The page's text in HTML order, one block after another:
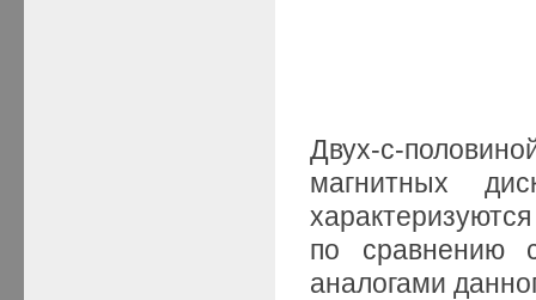
Двух-с-
магнитных
по сравнению
аналогами